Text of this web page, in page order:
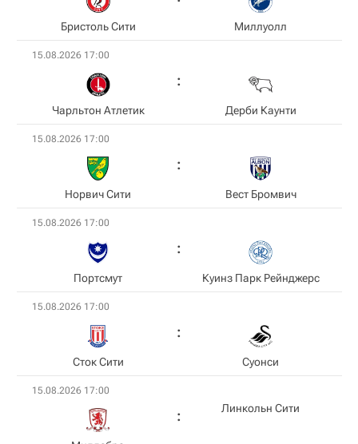
Бристоль Сити Миллуолл
15.08.2026 17:00
Чарльтон Атлетик Дерби Каунти
15.08.2026 17:00
Норвич Сити Вест Бромвич
15.08.2026 17:00
Пoртсмут Куинз Парк Рейнджерс
15.08.2026 17:00
Сток Сити Суонси
15.08.2026 17:00
Линкольн Сити